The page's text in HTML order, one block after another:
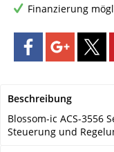
Finanzierung
Beschreibung
Blossom-ic ACS-3556
Steuerung und